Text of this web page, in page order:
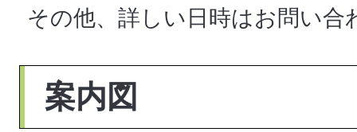
その他、詳しい日時はお問い合
案内図